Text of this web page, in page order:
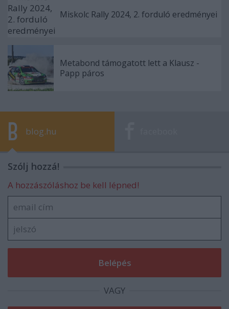
Miskolc Rally 2024, 2. forduló eredményei
Metabond támogatott lett a Klausz -
Papp páros
blog.hu
Szólj hozzá!
A hozzászóláshoz be kell lépned!
VAGY